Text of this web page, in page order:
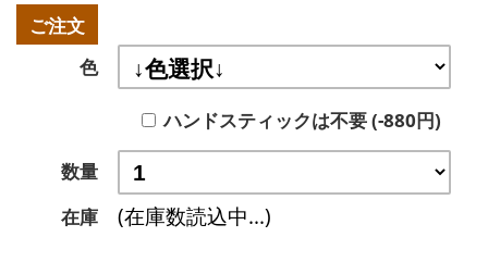
ご注文
色
ハンドスティックは不要 (-880円)
数量
在庫
(在庫数読込中...)